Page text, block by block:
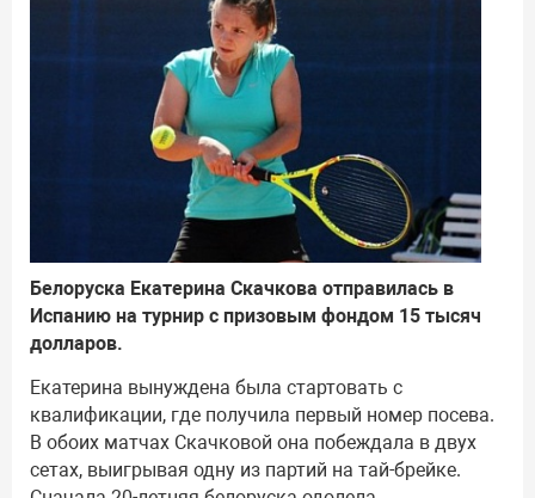
Белоруска Екатерина Скачкова отправилась в
Испанию на турнир с призовым фондом 15 тысяч
долларов.
Екатерина вынуждена была стартовать с
квалификации, где получила первый номер посева.
В обоих матчах Скачковой она побеждала в двух
сетах, выигрывая одну из партий на тай-брейке.